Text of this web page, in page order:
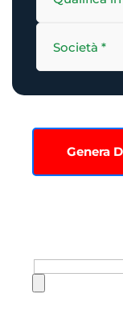
Genera